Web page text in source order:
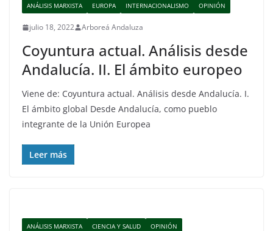
ANÁLISIS MARXISTA EUROPA INTERNACIONALISMO OPINIÓN
julio 18, 2022 Arboreá Andaluza
Coyuntura actual. Análisis desde
Andalucía. II. El ámbito europeo
Viene de: Coyuntura actual. Análisis desde Andalucía. I.
El ámbito global Desde Andalucía, como pueblo
integrante de la Unión Europea
Leer más
ANÁLISIS MARXISTA CIENCIA Y SALUD OPINIÓN